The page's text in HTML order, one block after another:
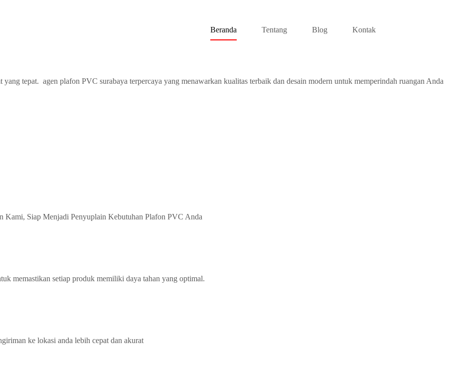
Beranda Tentang Blog Kontak
tepat. agen plafon PVC surabaya terpercaya yang menawarkan kualitas terbaik dan desain modern untuk memperindah ruangan Anda
Kami, Siap Menjadi Penyuplain Kebutuhan Plafon PVC Anda
memastikan setiap produk memiliki daya tahan yang optimal.
ke lokasi anda lebih cepat dan akurat